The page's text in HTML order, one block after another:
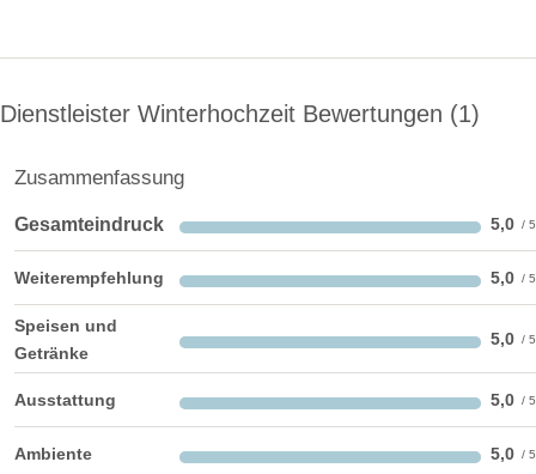
Dienstleister Winterhochzeit Bewertungen 1
Zusammenfassung
Gesamteindruck 5,0
Weiterempfehlung 5,0
Speisen und
Getränke
5,0
Ausstattung 5,0
Ambiente 5,0